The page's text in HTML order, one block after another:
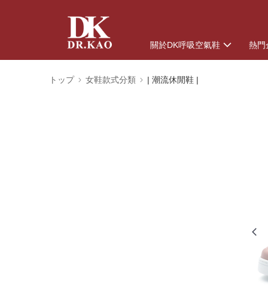
關於DK呼吸空氣鞋 熱門
トップ 女鞋款式分類 | 潮流休閒鞋 |